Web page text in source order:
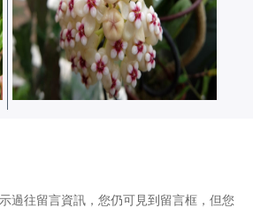
過往留言資訊，您仍可見到留言框，但您